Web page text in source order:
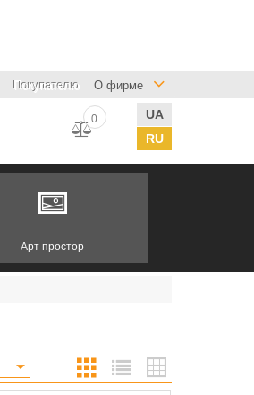
Покупателю О фирме
UA
RU
0
Арт простор